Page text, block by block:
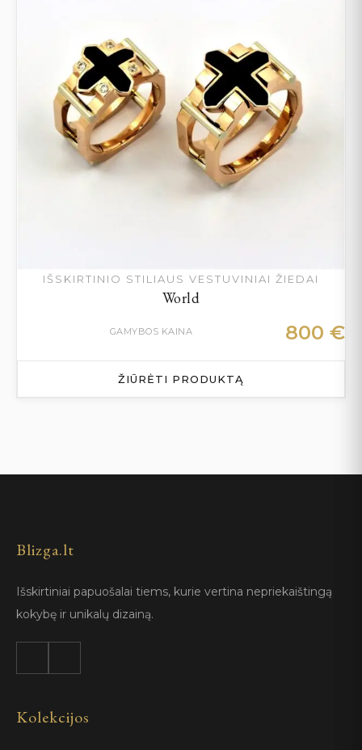
IŠSKIRTINIO STILIAUS VESTUVINIAI ŽIEDAI
World
GAMYBOS KAINA 800 €
ŽIŪRĖTI PRODUKTĄ
Blizga.lt
Išskirtiniai papuošalai tiems, kurie vertina nepriekaištingą
kokybę ir unikalų dizainą.
Kolekcijos